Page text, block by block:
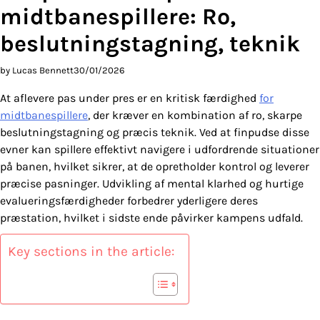
midtbanespillere: Ro,
beslutningstagning, teknik
by Lucas Bennett30/01/2026
At aflevere pas under pres er en kritisk færdighed for
midtbanespillere, der kræver en kombination af ro, skarpe
beslutningstagning og præcis teknik. Ved at finpudse disse
evner kan spillere effektivt navigere i udfordrende situationer
på banen, hvilket sikrer, at de opretholder kontrol og leverer
præcise pasninger. Udvikling af mental klarhed og hurtige
evalueringsfærdigheder forbedrer yderligere deres
præstation, hvilket i sidste ende påvirker kampens udfald.
Key sections in the article: